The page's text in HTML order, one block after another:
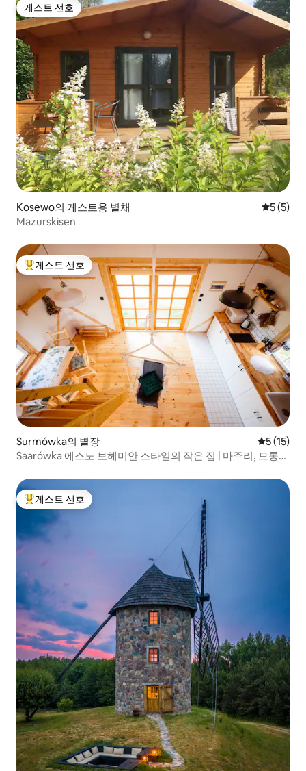
게스트 선호
게스트 선호
Kosewo의 게스트용 별채 평점 5점
5 (5)
Mazurskisen
상위 게스트 선호
게스트 선호
Surmówka의 별장 평점 5점
5 (15)
Saarówka 에스노 보헤미안 스타일의 작은 집 | 마주리, 므롱고
상위 게스트 선호
게스트 선호